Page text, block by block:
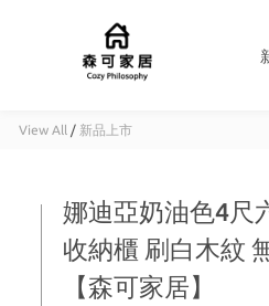
View All / 新品上市
娜迪亞奶油色4尺
收納櫃 刷白木紋
【森可家居】